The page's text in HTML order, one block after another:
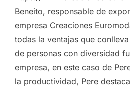
Beneito, responsable de
empresa Creaciones
todas la ventajas que
de personas con diversidad
empresa, en este caso de
la productividad, Pere